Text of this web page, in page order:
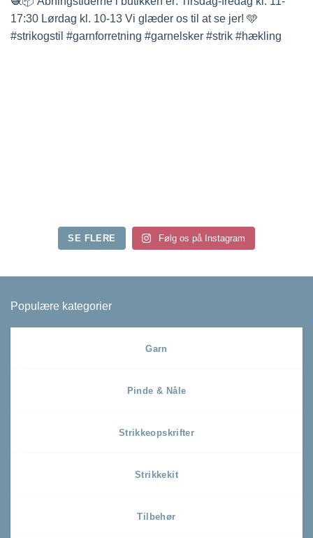
SE FLERE Følg os på Instagram
Populære kategorier
Garn
Pinde & Nåle
Strikkeopskrifter
Strikkekit
Tilbehør